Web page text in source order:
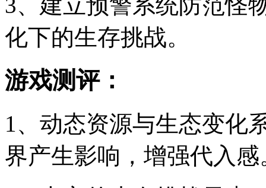
化下的生存挑战。
游戏测评：
1、动态资源与生态变化
界产生影响，增强代入感